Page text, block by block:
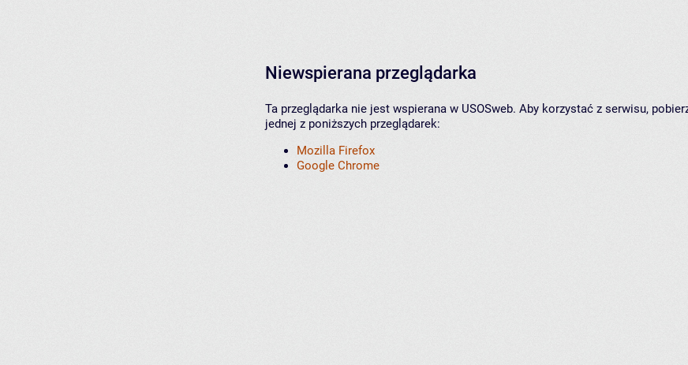
Niewspierana przeglądarka
Ta przeglądarka nie jest wspierana w USOSweb. Aby korzystać z serwisu,
jednej z poniższych przeglądarek:
Mozilla Firefox
Google Chrome